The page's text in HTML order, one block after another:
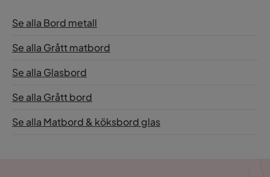
Se alla Bord metall
Se alla Grått matbord
Se alla Glasbord
Se alla Grått bord
Se alla Matbord & köksbord glas